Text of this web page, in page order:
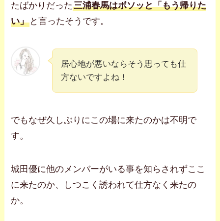
たばかりだった三浦春馬はボソッと「もう帰りた
い」 と言ったそうです。
居心地が悪いならそう思っても仕
方ないですよね！
でもなぜ久しぶりにこの場に来たのかは不明で
す。
城田優に他のメンバーがいる事を知らされずここ
に来たのか、しつこく誘われて仕方なく来たの
か。